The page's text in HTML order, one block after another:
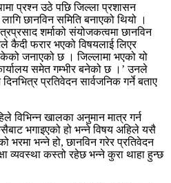
प्रश्न उठे पछि जिल्ला प्रशासन
छानविन समिति बनाएको थियो ।
शर्माको संयोजकत्वमा छानविन
कैदी फरार भएको विषयलाई लिएर
जनाएको छ । जिल्लामा भएको यो
समेत गम्भीर बनेको छ ।’ उनले
प्रतिवेदन सार्वजनिक गर्ने बताए
विभिन्न खालका अनुमान मात्र गर्न
भगाइएको हो भन्ने विषय अहिले यसै
भरमा भन्ने हो, छानविन गरेर प्रतिवेदन
व्यवस्था कस्तो रहेछ भन्ने कुरा थाहा हुन्छ